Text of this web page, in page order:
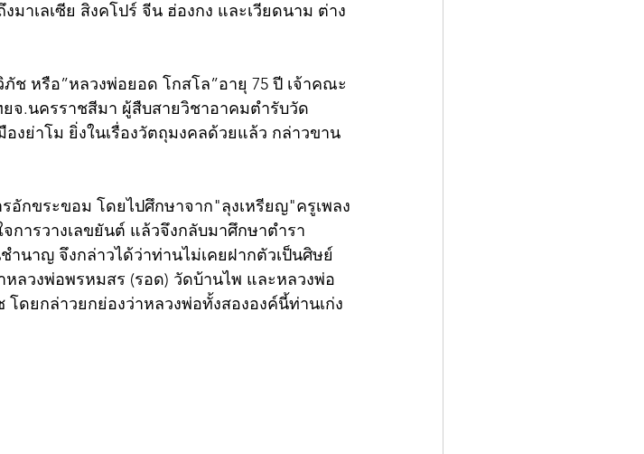
าเลเซีย สิงคโปร์ จีน ฮ่องกง และเวียดนาม ต่าง
ช หรือ”หลวงพ่อยอด โกสโล”อายุ 75 ปี เจ้าคณะ
จ.นครราชสีมา ผู้สืบสายวิชาอาคมตำรับวัด
ย่าโม ยิ่งในเรื่องวัตถุมงคลด้วยแล้ว กล่าวขาน
อักขระขอม โดยไปศึกษาจาก"ลุงเหรียญ"ครูเพลง
การวางเลขยันต์ แล้วจึงกลับมาศึกษาตำรา
นาญ จึงกล่าวได้ว่าท่านไม่เคยฝากตัวเป็นศิษย์
ลวงพ่อพรหมสร (รอด) วัดบ้านไพ และหลวงพ่อ
ดยกล่าวยกย่องว่าหลวงพ่อทั้งสององค์นี้ท่านเก่ง